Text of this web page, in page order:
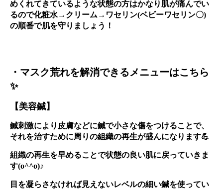
めくれてきているような状態の方はかなり肌が痛んでい
るので化粧水→クリーム→ワセリン(ベビーワセリン〇)
の順番で肌を守りましょう！
・マスク荒れを解消できるメニューはこちら
✨
【美容鍼】
鍼刺激により皮膚などに鍼で小さな傷をつけることで、
それを治すために周りの組織の再生が盛んになります💪
組織の再生を早めることで状態の良い肌に戻っていきま
す(o^^o)♪
目を凝らさなければ見えないレベルの細い鍼を使ってい